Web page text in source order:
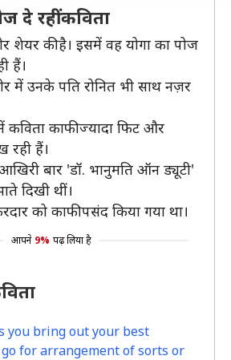
दे रहीं कविता
शेयर की है। इसमें वह योगा का पोज
हैं।
में उनके पति रोनित भी साथ नज़र
काफी ज्यादा फिट और
रही हैं।
बार 'डॉ. भानुमति ऑन ड्यूटी'
दिखी थीं।
को काफी पसंद किया गया था।
आपने 9% पढ़ लिया है
you bring out your best
go for arrangement of sorts or